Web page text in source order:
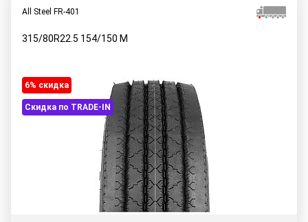
All Steel FR-401
315/80R22.5 154/150 M
6% cкидка
Скидка по TRADE-IN